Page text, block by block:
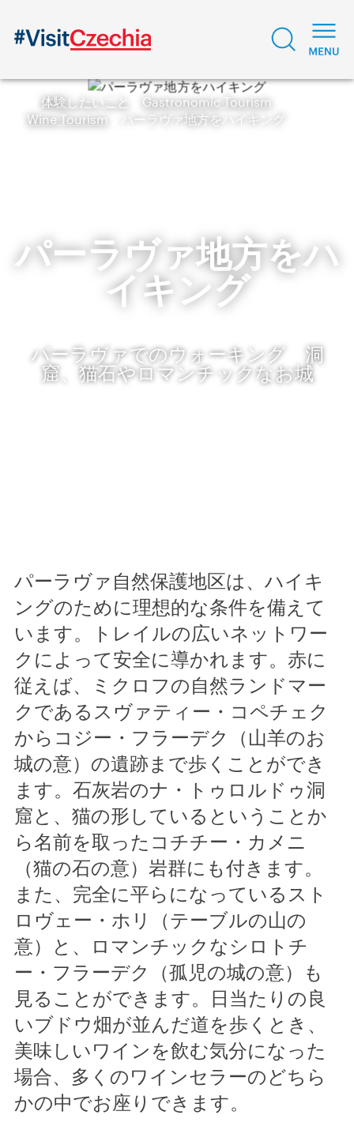
体験したいこと
Gastronomic Tourism
Wine Tourism
パーラヴァ地方をハイキング
パーラヴァ地方をハ
イキング
パーラヴァでのウォーキング 洞
窟、猫石やロマンチックなお城
パーラヴァ自然保護地区は、ハイキ
ングのために理想的な条件を備えて
います。トレイルの広いネットワー
クによって安全に導かれます。赤に
従えば、ミクロフの自然ランドマー
クであるスヴァティー・コペチェク
からコジー・フラーデク（山羊のお
城の意）の遺跡まで歩くことができ
ます。石灰岩のナ・トゥロルドゥ洞
窟と、猫の形しているということか
ら名前を取ったコチチー・カメニ
（猫の石の意）岩群にも付きます。
また、完全に平らになっているスト
ロヴェー・ホリ（テーブルの山の
意）と、ロマンチックなシロトチ
ー・フラーデク（孤児の城の意）も
見ることができます。日当たりの良
いブドウ畑が並んだ道を歩くとき、
美味しいワインを飲む気分になった
場合、多くのワインセラーのどちら
かの中でお座りできます。